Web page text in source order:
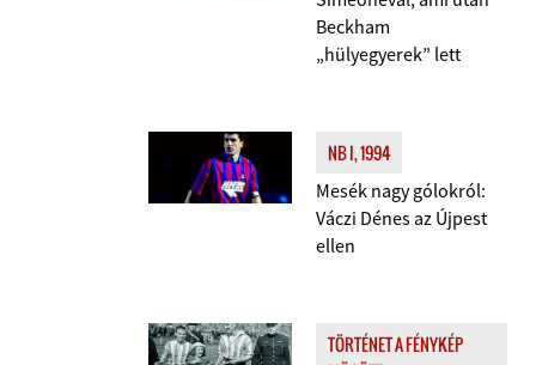
Beckham
„hülyegyerek” lett
NB I, 1994
Mesék nagy gólokról:
Váczi Dénes az Újpest
ellen
TÖRTÉNET A FÉNYKÉP